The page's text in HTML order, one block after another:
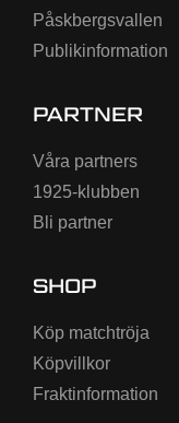
Påskbergsvallen
Publikinformation
PARTNER
Våra partners
1925-klubben
Bli partner
SHOP
Köp matchtröja
Köpvillkor
Fraktinformation